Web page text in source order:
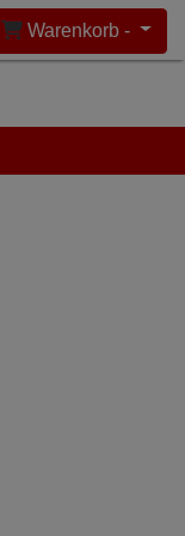
Warenkorb -